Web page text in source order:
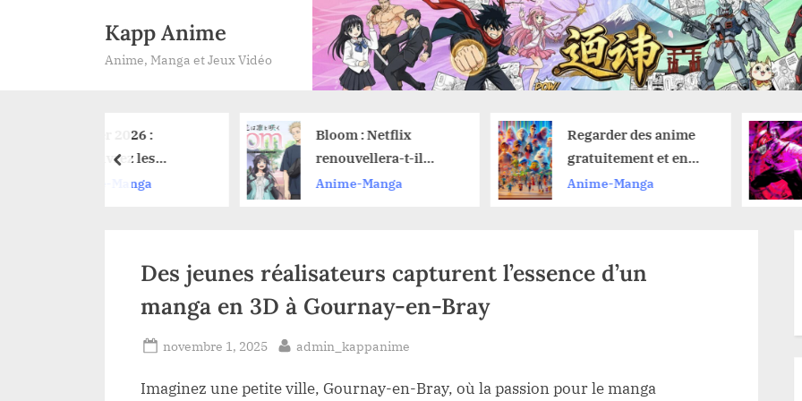
Kapp Anime
Anime, Manga et Jeux Vidéo
Bloom : Netflix
renouvellera-t-il
l’anime pour une
saison 2 ?
Anime-Manga
Regarder des anime
gratuitement et en
toute légalité : nos
astuces pour ne rien
Anime-Manga
Chainsaw
reprendre la
du manga
vu le film de
Anime-Manga
prev
Des jeunes réalisateurs capturent l’essence d’un
manga en 3D à Gournay-en-Bray
Posted
novembre 1, 2025 By
admin_kappanime
Imaginez une petite ville, Gournay-en-Bray, où la passion pour le manga